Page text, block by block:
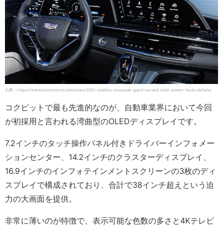
出典：https://www.motortrend.com/news/2021-cadillac-escalade-giant-curved-oled-screen-facts-details/
コクピットで最も先進的なのが、自動車業界において今回
が初採用と言われる湾曲型のOLEDディスプレイです。
7.2インチのタッチ操作パネル付きドライバーインフォメー
ションセンター、14.2インチのクラスターディスプレイ、
16.9インチのインフォテインメントスクリーンの3枚のディ
スプレイで構成されており、合計で38インチ超えという迫
力の大画面を提供。
非常に薄いのが特徴で、表示可能な色数の多さと4Kテレビ